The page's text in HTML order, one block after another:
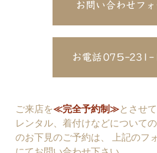
ご来店を≪完全予約制≫とさせ
レンタル、着付けなどについて
のお下見のご予約は、 上記のフ